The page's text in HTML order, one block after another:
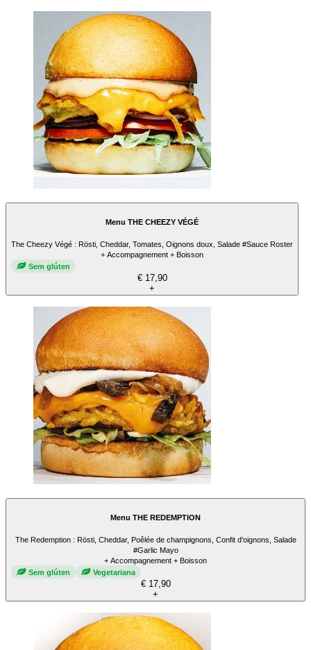
Menu THE CHEEZY VÉGÉ
The Cheezy Végé : Rösti, Cheddar, Tomates, Oignons doux, Salade #Sauce Roster
+ Accompagnement + Boisson
Sem glúten
€ 17,90
+
Menu THE REDEMPTION
The Redemption : Rösti, Cheddar, Poêlée de champignons, Confit d'oignons, Salade
#Garlic Mayo
+ Accompagnement + Boisson
Sem glúten
Vegetariana
€ 17,90
+